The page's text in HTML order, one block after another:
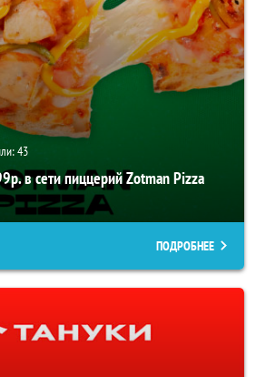
43
в сети пиццерий Zotman Pizza
ПОДРОБНЕЕ